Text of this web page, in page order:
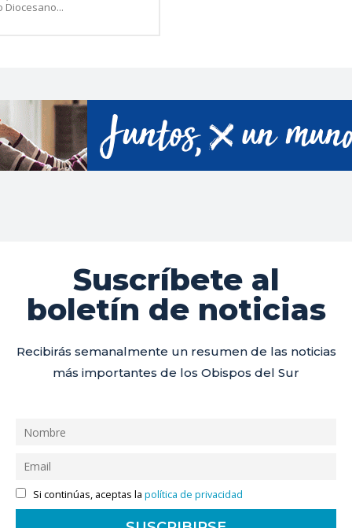
Diocesano...
Suscríbete al
boletín de noticias
Recibirás semanalmente un resumen de las noticias
más importantes de los Obispos del Sur
Si continúas, aceptas lapolítica de privacidad